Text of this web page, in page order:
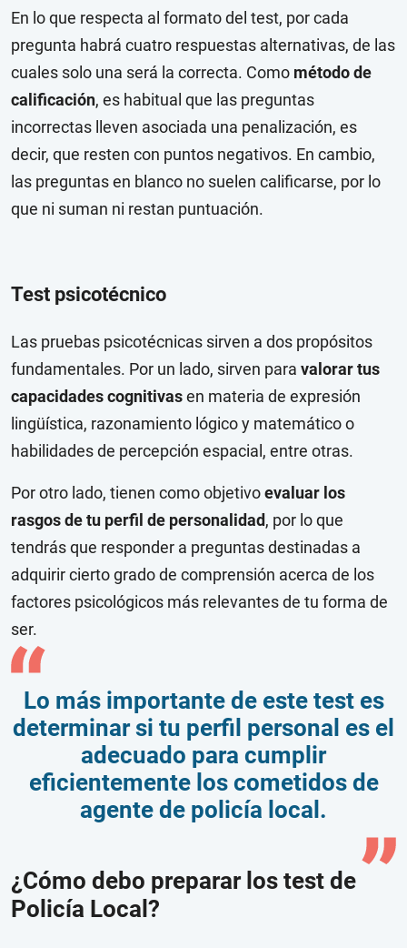
En lo que respecta al formato del test, por cada
pregunta habrá cuatro respuestas alternativas, de las
cuales solo una será la correcta. Como método de
calificación, es habitual que las preguntas
incorrectas lleven asociada una penalización, es
decir, que resten con puntos negativos. En cambio,
las preguntas en blanco no suelen calificarse, por lo
que ni suman ni restan puntuación.
Test psicotécnico
Las pruebas psicotécnicas sirven a dos propósitos
fundamentales. Por un lado, sirven para valorar tus
capacidades cognitivasen materia de expresión
lingüística, razonamiento lógico y matemático o
habilidades de percepción espacial, entre otras.
Por otro lado, tienen como objetivoevaluar los
rasgos de tu perfil de personalidad, por lo que
tendrás que responder a preguntas destinadas a
adquirir cierto grado de comprensión acerca de los
factores psicológicos más relevantes de tu forma de
ser.
Lo más importante de este test es
determinar si tu perfil personal es el
adecuado para cumplir
eficientemente los cometidos de
agente de policía local.
¿Cómo debo preparar los test de
Policía Local?